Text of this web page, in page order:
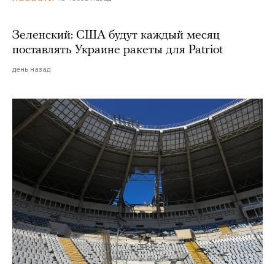
Зеленский: США будут каждый месяц
поставлять Украине ракеты для Patriot
день назад